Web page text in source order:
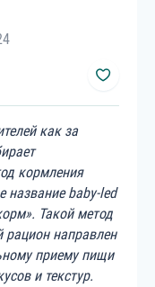
как за
кормления
название baby-led
Такой метод
рацион направлен
приему пищи
и текстур.